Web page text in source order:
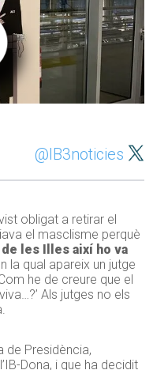
@IB3noticies
obligat a retirar el
el masclisme perquè
les Illes així ho va
la qual apareix un jutge
he de creure que el
Als jutges no els
de Presidència,
Dona, i que ha decidit